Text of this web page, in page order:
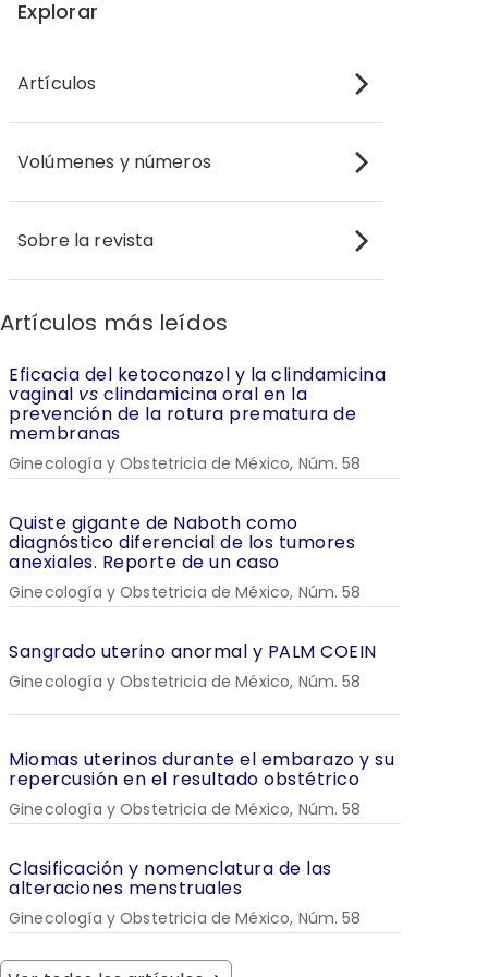
Explorar
Artículos
Volúmenes y números
Sobre la revista
Artículos más leídos
Eficacia del ketoconazol y la clindamicina
vaginal vs clindamicina oral en la
prevención de la rotura prematura de
membranas
Ginecología y Obstetricia de México, Núm. 58
Quiste gigante de Naboth como
diagnóstico diferencial de los tumores
anexiales. Reporte de un caso
Ginecología y Obstetricia de México, Núm. 58
Sangrado uterino anormal y PALM COEIN
Ginecología y Obstetricia de México, Núm. 58
Miomas uterinos durante el embarazo y su
repercusión en el resultado obstétrico
Ginecología y Obstetricia de México, Núm. 58
Clasificación y nomenclatura de las
alteraciones menstruales
Ginecología y Obstetricia de México, Núm. 58